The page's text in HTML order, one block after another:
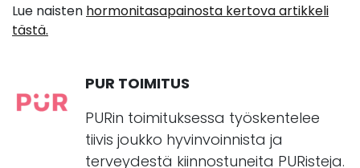
Lue naisten hormonitasapainosta kertova artikkeli
tästä.
PUR TOIMITUS
PURin toimituksessa työskentelee
tiivis joukko hyvinvoinnista ja
terveydestä kiinnostuneita PURisteja.